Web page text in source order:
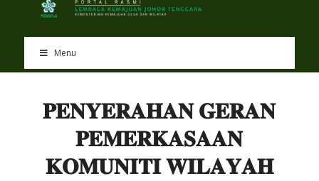
Menu
𝐏𝐄𝐍𝐘𝐄𝐑𝐀𝐇𝐀𝐍 𝐆𝐄𝐑𝐀𝐍
𝐏𝐄𝐌𝐄𝐑𝐊𝐀𝐒𝐀𝐀𝐍
𝐊𝐎𝐌𝐔𝐍𝐈𝐓𝐈 𝐖𝐈𝐋𝐀𝐘𝐀𝐇